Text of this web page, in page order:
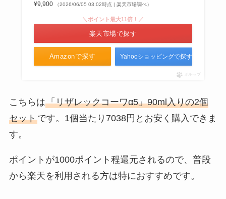
¥9,900
（2026/06/05 03:02時点 | 楽天市場調べ）
Amazonで探す
＼ポイント最大11倍！／
楽天市場で探す
Yahooショッピングで探す
ポチップ
こちらは「リザレックコーワα5」90ml入りの2個
セットです。1個当たり7038円とお安く購入できま
す。
ポイントが1000ポイント程還元されるので、普段
から楽天を利用される方は特におすすめです。